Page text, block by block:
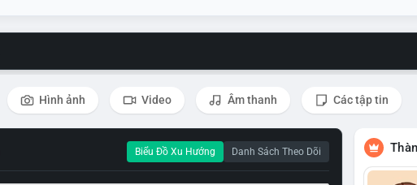
Hình ảnh Video Âm thanh Các tập tin
Biểu Đồ Xu Hướng Danh Sách Theo Dõi